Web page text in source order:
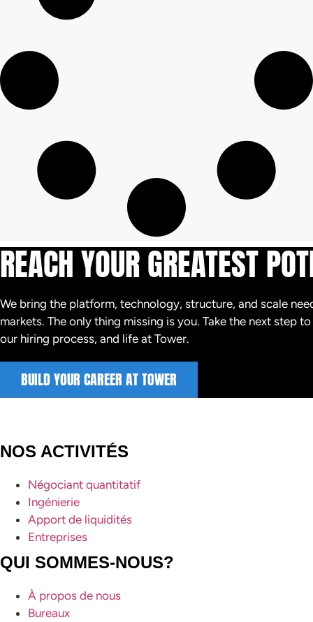
REACH YOUR GREATEST
We bring the platform, technology, structure, and scale
markets. The only thing missing is you. Take the next step
our hiring process, and life at Tower.
BUILD YOUR CAREER AT TOWER
NOS ACTIVITÉS
Négociant quantitatif
Ingénierie
Apport de liquidités
Entreprises
QUI SOMMES-NOUS?
À propos de nous
Bureaux